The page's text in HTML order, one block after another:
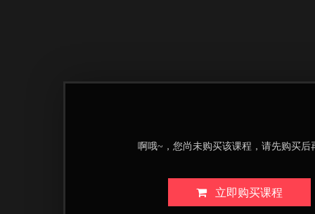
啊哦~，您尚未购买该课程，请先购买后
立即购买课程